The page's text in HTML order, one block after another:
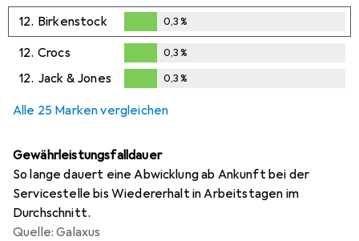
0,2%
12. Birkenstock
0,3%
0,3%
12. Crocs
0,3%
0,3%
12. Jack & Jones 0,3%
Alle 25 Marken vergleichen
Gewährleistungsfalldauer
So lange dauert eine Abwicklung ab Ankunft bei der
Servicestelle bis Wiedererhalt in Arbeitstagen im
Durchschnitt.
Quelle: Galaxus